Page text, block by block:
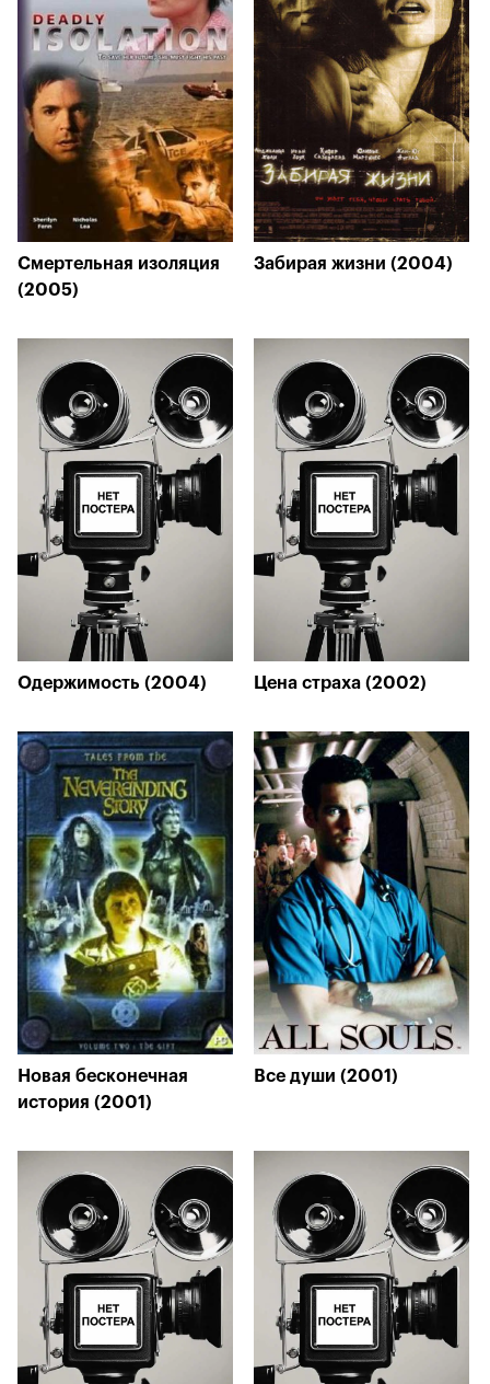
Смертельная изоляция
(2005)
Забирая жизни (2004)
Одержимость (2004) Цена страха (2002)
Новая бесконечная
история (2001)
Все души (2001)